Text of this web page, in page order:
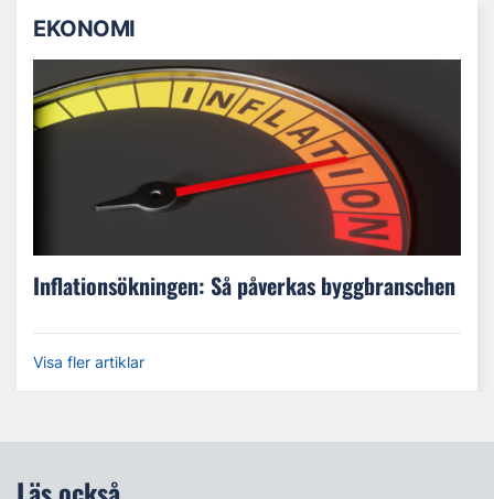
EKONOMI
Inflationsökningen: Så påverkas byggbranschen
Visa fler artiklar